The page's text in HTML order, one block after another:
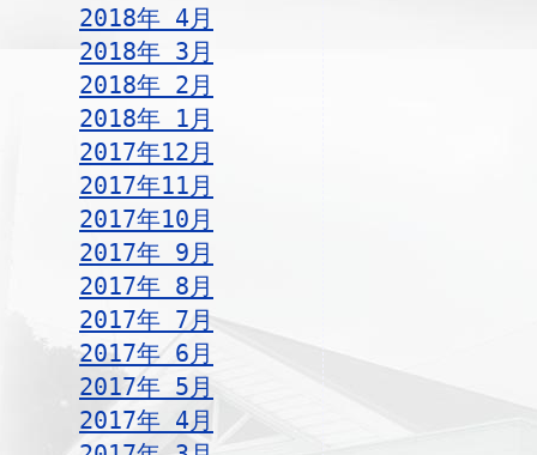
2018年 4月
2018年 3月
2018年 2月
2018年 1月
2017年12月
2017年11月
2017年10月
2017年 9月
2017年 8月
2017年 7月
2017年 6月
2017年 5月
2017年 4月